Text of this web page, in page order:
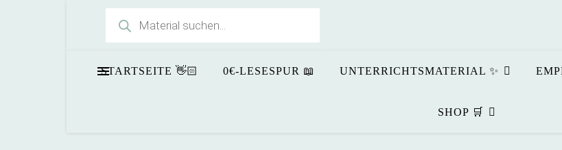
Products search
STARTSEITE 👋🏻 0€-LESESPUR 📖 UNTERRICHTSMATERIAL ✨
SHOP 🛒